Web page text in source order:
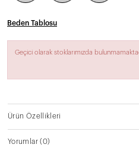
Beden Tablosu
Geçici olarak stoklarımızda
Ürün Özellikleri
Yorumlar(0)